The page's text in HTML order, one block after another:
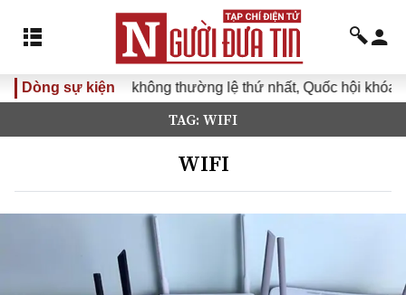
Dòng sự kiện
thường lệ thứ nhất, Quốc hội khóa XVI Đưa Nghị
TAG: WIFI
WIFI